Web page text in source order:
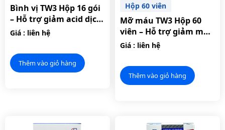
Bình vị TW3 Hộp 16 gói
– Hỗ trợ giảm acid dịch
vị.
Giá : liên hệ
Thêm vào giỏ hàng
Hộp 60 viên
Mỡ máu TW3 Hộp 60
viên – Hỗ trợ giảm mỡ
máu, hạn chế xơ vữa
động mạch.
Giá : liên hệ
Thêm vào giỏ hàng